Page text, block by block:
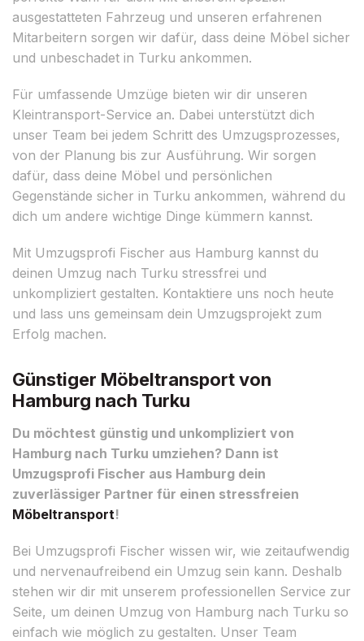
ausgestatteten Fahrzeug und unseren erfahrenen
Mitarbeitern sorgen wir dafür, dass deine Möbel sicher
und unbeschadet in Turku ankommen.
Für umfassende Umzüge bieten wir dir unseren
Kleintransport-Service an. Dabei unterstützt dich
unser Team bei jedem Schritt des Umzugsprozesses,
von der Planung bis zur Ausführung. Wir sorgen
dafür, dass deine Möbel und persönlichen
Gegenstände sicher in Turku ankommen, während du
dich um andere wichtige Dinge kümmern kannst.
Mit Umzugsprofi Fischer aus Hamburg kannst du
deinen Umzug nach Turku stressfrei und
unkompliziert gestalten. Kontaktiere uns noch heute
und lass uns gemeinsam dein Umzugsprojekt zum
Erfolg machen.
Günstiger Möbeltransport von
Hamburg nach Turku
Du möchtest günstig und unkompliziert von
Hamburg nach Turku umziehen? Dann ist
Umzugsprofi Fischer aus Hamburg dein
zuverlässiger Partner für einen stressfreien
Möbeltransport!
Bei Umzugsprofi Fischer wissen wir, wie zeitaufwendig
und nervenaufreibend ein Umzug sein kann. Deshalb
stehen wir dir mit unserem professionellen Service zur
Seite, um deinen Umzug von Hamburg nach Turku so
einfach wie möglich zu gestalten. Unser Team